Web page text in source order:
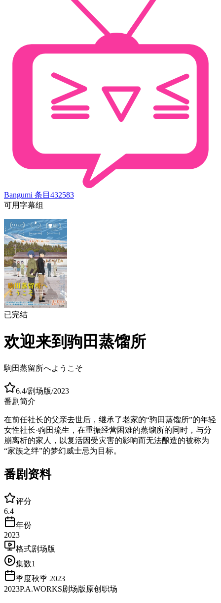
Bangumi 条目 432583
可用字幕组
已完结
欢迎来到驹田蒸馏所
駒田蒸留所へようこそ
6.4/剧场版/2023
番剧简介
在前任社长的父亲去世后，继承了老家的“驹田蒸馏所”的年轻
女性社长·驹田琉生，在重振经营困难的蒸馏所的同时，与分
崩离析的家人，以复活因受灾害的影响而无法酿造的被称为
“家族之绊”的梦幻威士忌为目标。
番剧资料
评分
6.4
年份
2023
格式剧场版
集数1
季度秋季 2023
2023P.A.WORKS剧场版 原创 职场